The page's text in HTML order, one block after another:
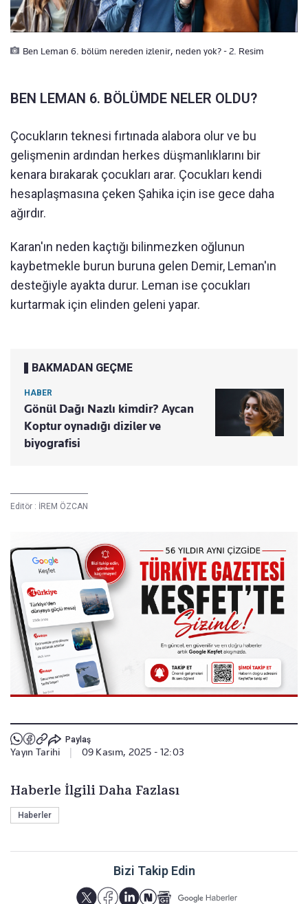
Ben Leman 6. bölüm nereden izlenir, neden yok? - 2. Resim
BEN LEMAN 6. BÖLÜMDE NELER OLDU?
Çocukların teknesi fırtınada alabora olur ve bu
gelişmenin ardından herkes düşmanlıklarını bir
kenara bırakarak çocukları arar. Çocukları kendi
hesaplaşmasına çeken Şahika için ise gece daha
ağırdır.
Karan'ın neden kaçtığı bilinmezken oğlunun
kaybetmekle burun buruna gelen Demir, Leman'ın
desteğiyle ayakta durur. Leman ise çocukları
kurtarmak için elinden geleni yapar.
BAKMADAN GEÇME
HABER
Gönül Dağı Nazlı kimdir? Aycan
Koptur oynadığı diziler ve
biyografisi
Editör : İREM ÖZCAN
Paylaş
Yayın Tarihi | 09 Kasım, 2025 - 12:03
Haberle İlgili Daha Fazlası
Haberler
Bizi Takip Edin